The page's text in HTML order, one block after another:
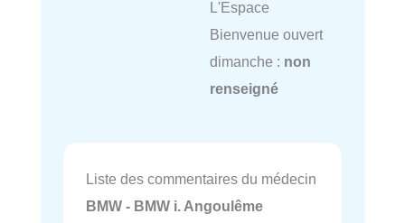
L'Espace
Bienvenue ouvert
dimanche : non
renseigné
Liste des commentaires du médecin
BMW - BMW i. Angoulême